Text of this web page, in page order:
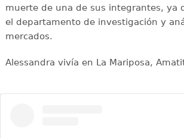
muerte de una de sus integrantes, ya
el departamento de investigación y
mercados.
Alessandra vivía en La Mariposa,